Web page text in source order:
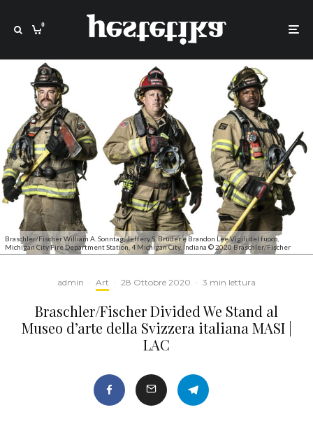
0
Braschler/Fischer William A. Sonntag, Jeffery S. Bruder e Brandon Lee Vigili del fuoco,
Michigan City Fire Department Station, 4 Michigan City, Indiana © 2020 Braschler/Fischer
admin · Art · 28 Ottobre 2020 · 3 min lettura
Braschler/Fischer Divided We Stand al
Museo d’arte della Svizzera italiana MASI |
LAC